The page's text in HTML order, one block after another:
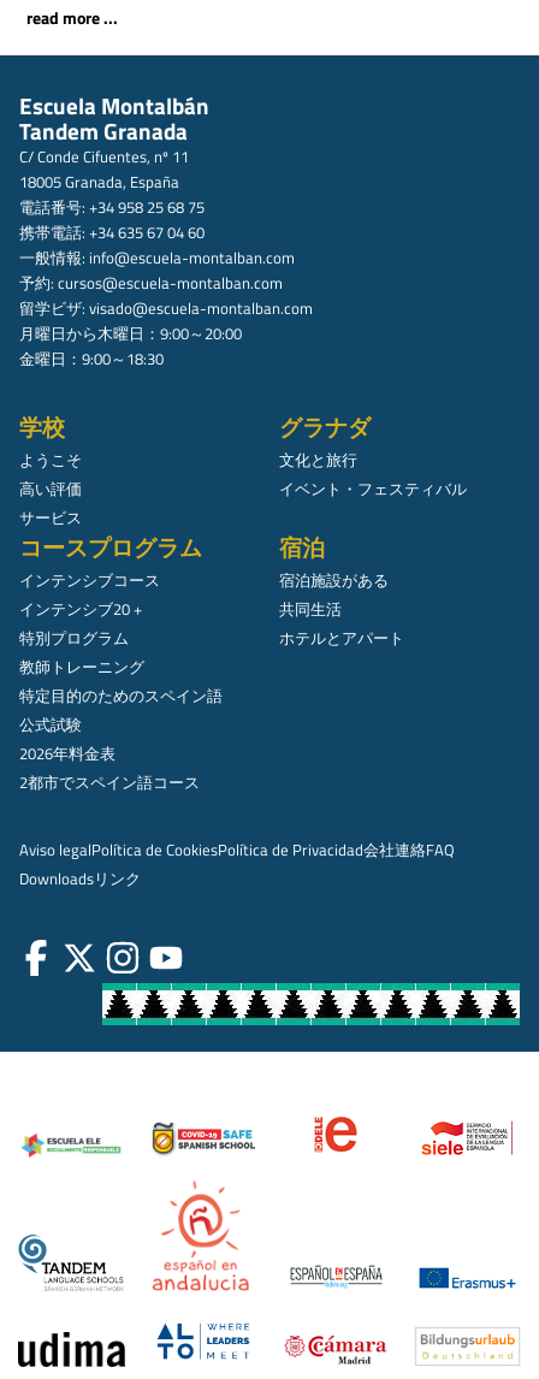
read more ...
Escuela Montalbán
Tandem Granada
C/ Conde Cifuentes, nº 11
18005 Granada, España
電話番号: +34 958 25 68 75
携帯電話: +34 635 67 04 60
一般情報: info@escuela-montalban.com
予約: cursos@escuela-montalban.com
留学ビザ: visado@escuela-montalban.com
月曜日から木曜日：9:00～20:00
金曜日：9:00～18:30
学校
ようこそ
高い評価
サービス
グラナダ
文化と旅行
イベント・フェスティバル
コースプログラム
インテンシブコース
インテンシブ20 +
特別プログラム
教師トレーニング
特定目的のためのスペイン語
公式試験
2026年料金表
2都市でスペイン語コース
宿泊
宿泊施設がある
共同生活
ホテルとアパート
Aviso legalPolítica de CookiesPolítica de Privacidad会社連絡FAQ
Downloadsリンク